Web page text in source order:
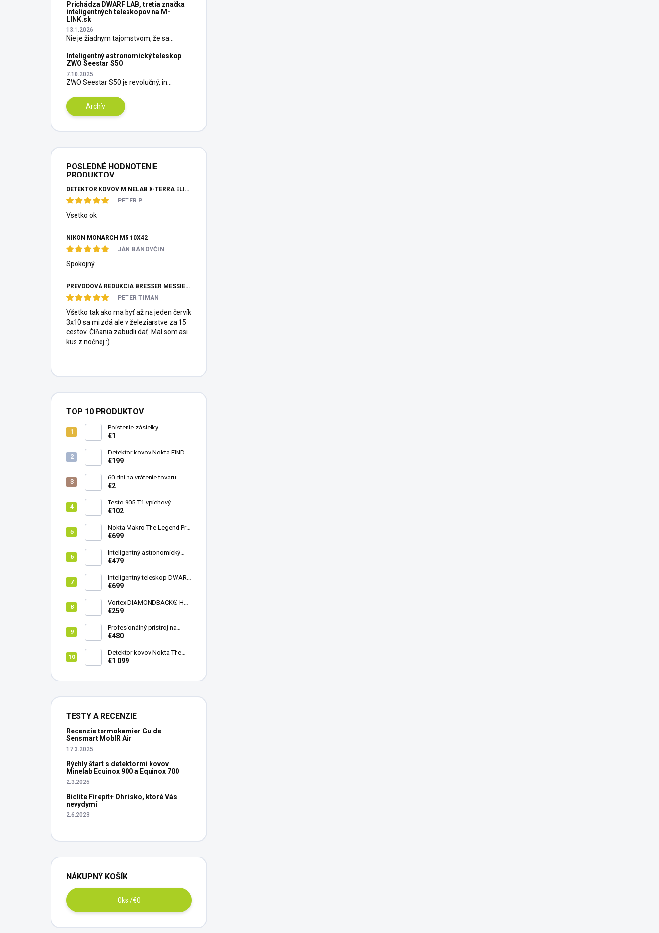
Prichádza DWARF LAB, tretia značka
inteligentných teleskopov na M-
LINK.sk
13.1.2026
Nie je žiadnym tajomstvom, že sa...
Inteligentný astronomický teleskop
ZWO Seestar S50
7.10.2025
ZWO Seestar S50 je revolučný, in...
Archív
POSLEDNÉ HODNOTENIE
PRODUKTOV
DETEKTOR KOVOV MINELAB X-TERRA ELITE PINPOITER SET
PETER P
Vsetko ok
NIKON MONARCH M5 10X42
JÁN BÁNOVČIN
Spokojný
PREVODOVÁ REDUKCIA BRESSER MESSIER HEXAFOC 1:10
PETER TIMAN
Všetko tak ako ma byť až na jeden červík
3x10 sa mi zdá ale v železiarstve za 15
cestov. Číňania zabudli dať. Mal som asi
kus z nočnej :)
TOP 10 PRODUKTOV
Poistenie zásielky
€1
Detektor kovov Nokta FINDX
Pro
€199
60 dní na vrátenie tovaru
€2
Testo 905-T1 vpichový
teplomer
€102
Nokta Makro The Legend Pro
Pack - model 2024
€699
Inteligentný astronomický
teleskop DwarfLab Dwarf
€479
Inteligentný teleskop DWARF
III + originálny statív DWARF 3
€699
Vortex DIAMONDBACK® HD
8X42
€259
Profesionálný prístroj na
vedenie vŕtania Laserliner
€480
Detektor kovov Nokta The
Legend 2
€1 099
TESTY A RECENZIE
Recenzie termokamier Guide
Sensmart MobIR Air
17.3.2025
Rýchly štart s detektormi kovov
Minelab Equinox 900 a Equinox 700
2.3.2025
Biolite Firepit+ Ohnisko, ktoré Vás
nevydymí
2.6.2023
NÁKUPNÝ KOŠÍK
0ks /€0